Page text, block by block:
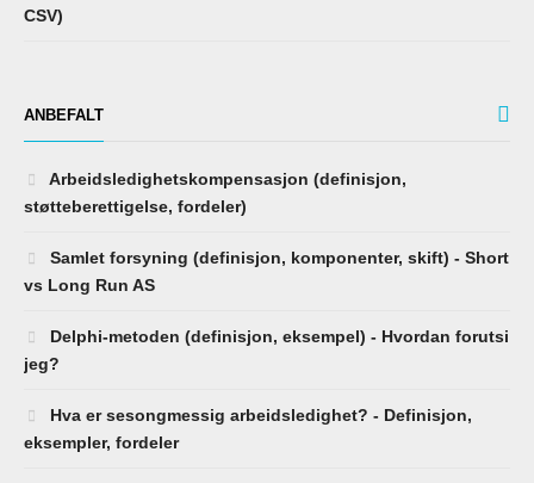
støtteberettigelse, fordeler)
vs Long Run AS
jeg?
eksempler, fordeler